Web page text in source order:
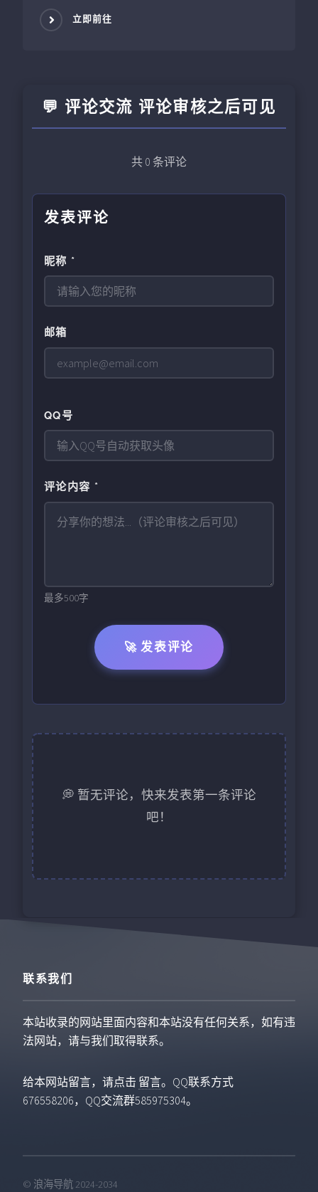
立即前往
💬 评论交流 评论审核之后可见
共 0 条评论
发表评论
昵称 *
邮箱
QQ号
评论内容 *
最多500字
🚀 发表评论
💭 暂无评论，快来发表第一条评论
吧！
联系我们
本站收录的网站里面内容和本站没有任何关系，如有违
法网站，请与我们取得联系。
给本网站留言，请点击 留言。QQ联系方式
676558206，QQ交流群585975304。
© 浪海导航 2024-2034